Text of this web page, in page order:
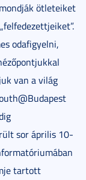
ötleteiket
odafigyelni,
van a világ
sor április 10-
tartott